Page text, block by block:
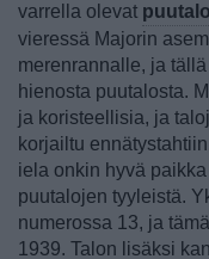
varrella olevat
vieressä Majorin
merenrannalle, ja
hienosta puutalosta.
ja koristeellisia, ja
korjailtu
iela onkin hyvä
puutalojen tyyleistä.
numerossa 13, ja
1939. Talon lisäksi